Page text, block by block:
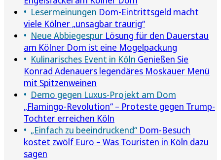
Lesermeinungen Dom-Eintrittsgeld macht
viele Kölner „unsagbar traurig“
Neue Abbiegespur Lösung für den Dauerstau
am Kölner Dom ist eine Mogelpackung
Kulinarisches Event in Köln Genießen Sie
Konrad Adenauers legendäres Moskauer Menü
mit Spitzenweinen
Demo gegen Luxus-Projekt am Dom
„Flamingo-Revolution“ – Proteste gegen Trump-
Tochter erreichen Köln
„Einfach zu beeindruckend“ Dom-Besuch
kostet zwölf Euro – Was Touristen in Köln dazu
sagen